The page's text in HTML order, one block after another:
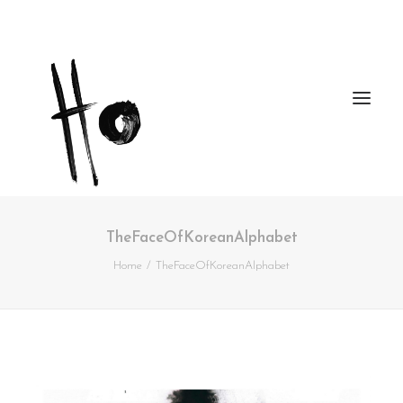
Works
TheFaceOfKoreanAlphabet
Home TheFaceOfKoreanAlphabet